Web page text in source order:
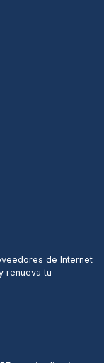
de Internet
renueva tu